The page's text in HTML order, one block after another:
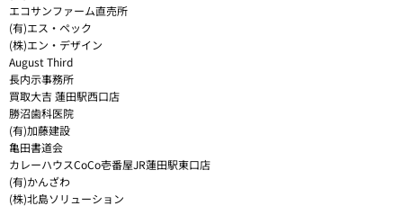
エコサンファーム直売所
(有)エス・ペック
(株)エン・デザイン
August Third
長内示事務所
買取大吉 蓮田駅西口店
勝沼歯科医院
(有)加藤建設
亀田書道会
カレーハウスCoCo壱番屋JR蓮田駅東口店
(有)かんざわ
(株)北島ソリューション